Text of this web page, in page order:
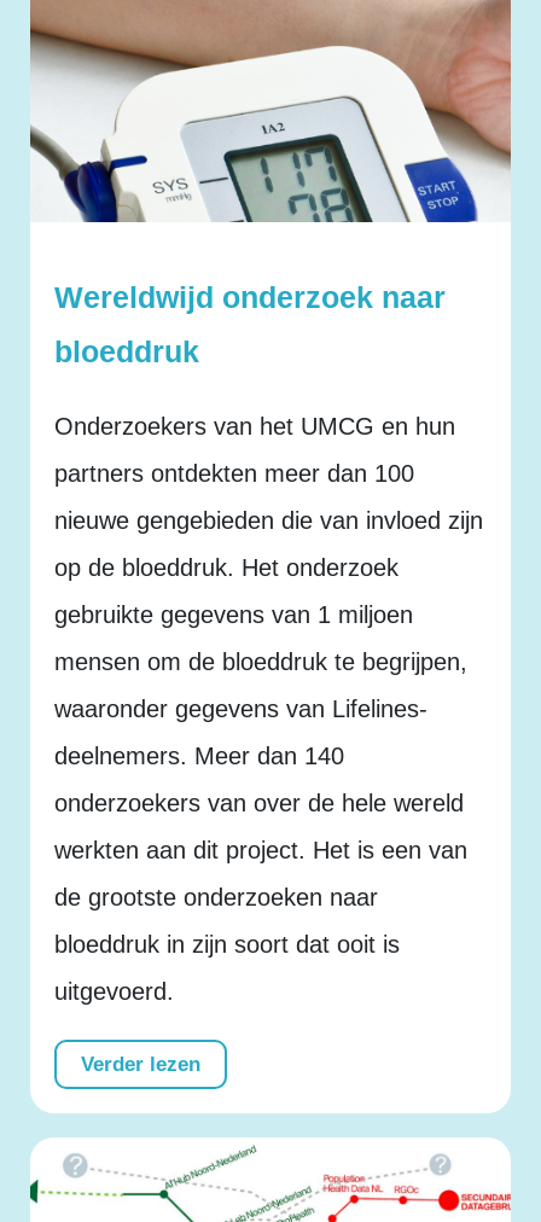
Wereldwijd onderzoek naar
bloeddruk
Onderzoekers van het UMCG en hun
partners ontdekten meer dan 100
nieuwe gengebieden die van invloed zijn
op de bloeddruk. Het onderzoek
gebruikte gegevens van 1 miljoen
mensen om de bloeddruk te begrijpen,
waaronder gegevens van Lifelines-
deelnemers. Meer dan 140
onderzoekers van over de hele wereld
werkten aan dit project. Het is een van
de grootste onderzoeken naar
bloeddruk in zijn soort dat ooit is
uitgevoerd.
Verder lezen